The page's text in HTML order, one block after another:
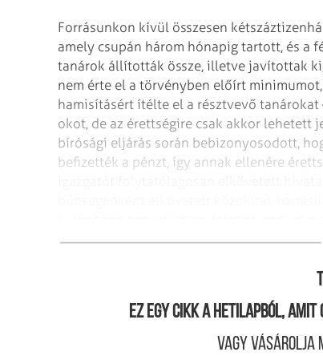
Forrásunkon kívül összesen
amely csupán három hónapig tartott, és a
tanárok állították össze, illetve javítottak
nem érte el a törvényben előírt
hamisításért ítélte el a résztvevő
okot, de az érettségire csak akkor lehetett
bírósági eljárás során bebizonyosodott,
befizették a pénzt, így annak ellenére
vezetője ellen nem emelt vádat az
Ez egy cikk a hetilapból,
Vagy vásárolja